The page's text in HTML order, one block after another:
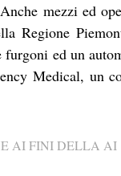
mezzi ed
Regione
ed un
Medical, un
AI FINI DELLA AI